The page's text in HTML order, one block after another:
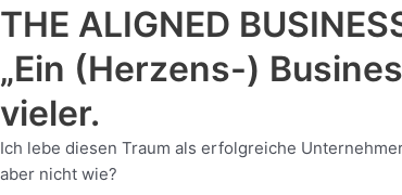
THE ALIGNED
„Ein (Herzens-)
vieler.
Ich lebe diesen Traum als erfolgreiche
aber nicht wie?